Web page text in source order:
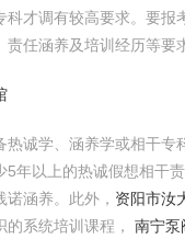
科才调有较高要求。要报
任涵养及培训经历等要
热诚学、涵养学或相干专
5年以上的热诚假想相干
涵养。此外， 资阳市汝
的系统培训课程， 南宁泵